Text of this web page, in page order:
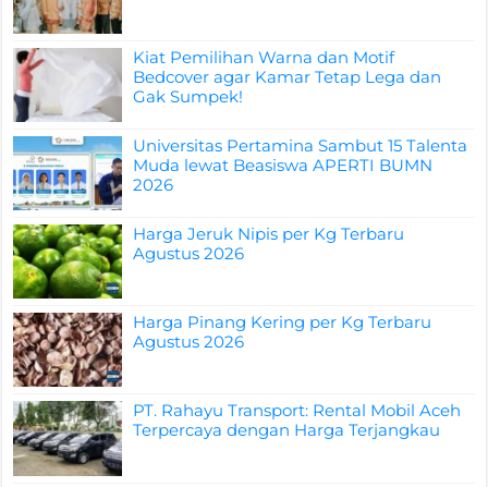
Kiat Pemilihan Warna dan Motif
Bedcover agar Kamar Tetap Lega dan
Gak Sumpek!
Universitas Pertamina Sambut 15 Talenta
Muda lewat Beasiswa APERTI BUMN
2026
Harga Jeruk Nipis per Kg Terbaru
Agustus 2026
Harga Pinang Kering per Kg Terbaru
Agustus 2026
PT. Rahayu Transport: Rental Mobil Aceh
Terpercaya dengan Harga Terjangkau